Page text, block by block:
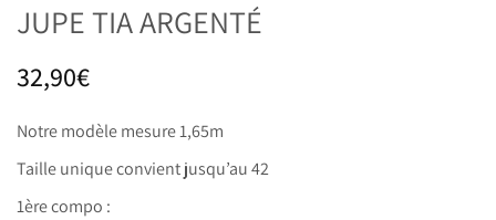
JUPE TIA ARGENTÉ
32,90€
Notre modèle mesure 1,65m
Taille unique convient jusqu’au 42
1ère compo :